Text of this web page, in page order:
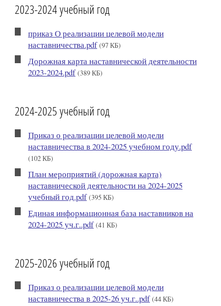
2023-2024 учебный год
приказ О реализации целевой модели
наставничества.pdf (97 КБ)
Дорожная карта наставнической деятельности
2023-2024.pdf (389 КБ)
2024-2025 учебный год
Приказ о реализации целевой модели
наставничества в 2024-2025 учебном году.pdf
(102 КБ)
План мероприятий (дорожная карта)
наставнической деятельности на 2024-2025
учебный год.pdf (395 КБ)
Единая информационная база наставников на
2024-2025 уч.г..pdf (41 КБ)
2025-2026 учебный год
Приказ о реализации целевой модели
наставничества в 2025-26 уч.г..pdf (44 КБ)